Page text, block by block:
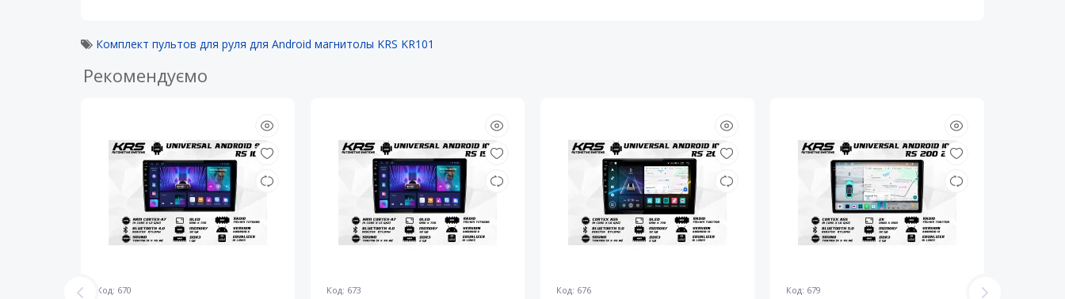
Комплект пультов для руля для Android магнитолы KRS KR101
Рекомендуємо
Код: 670 Код: 673 Код: 676 Код: 679